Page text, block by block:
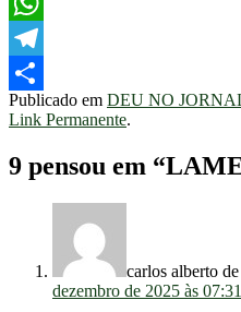
WhatsApp
Telegram
Share
Publicado em DEU NO
Link Permanente.
9 pensou em “
carlos alberto
dezembro de 2025 às 07:31